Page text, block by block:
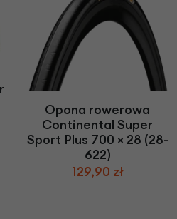
Opona rowerowa
Continental Super
Sport Plus 700 × 28 (28-
622)
129,90 zł